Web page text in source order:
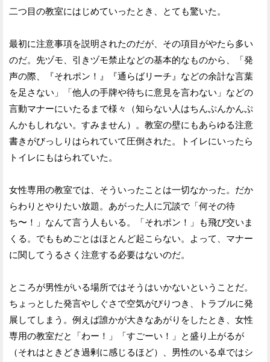
二つ目の教室にはじめていったとき、とても驚いた。
最初に注意事項を説明されたのだが、その項目がやたら多い
のだ。先ヅモ、引きヅモ禁止などの基本的なものから、「発
声の際、『それポン！』『通らばリーチ』などの余計な言葉
を足さない」「他人の手牌や待ちに意見を言わない」などの
言動マナーにいたるまで様々（知らない人はちんぷんかんぷ
んかもしれない。すみません）。教室の壁にもあらゆる注意
書きがびっしりはられていて圧倒された。トイレにいったら
トイレにもはられていた。
女性専用の教室では、そういったことは一切なかった。だか
らわりとやりたい放題。あがった人に冗談で「何その待
ち〜！」なんて言う人もいる。「それポン！」も飛び交いま
くる。でももめごとはほとんど起こらない。よって、マナー
に関してうるさく注意する必要はないのだ。
ところが男性がいる場所ではそうはいかないということだ。
ちょっとした発言やしぐさで空気がぴりつき、トラブルに発
展してしまう。例えば誰かが大きなあがりをしたとき、女性
専用の教室だと「わー！」「すごーい！」と盛り上がるが
（それはときどき過剰に感じるほど）、男性のいる卓ではシ